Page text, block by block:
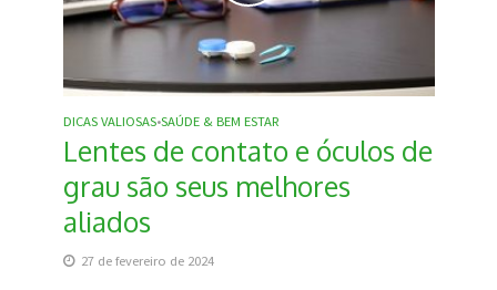
DICAS VALIOSAS•SAÚDE & BEM ESTAR
Lentes de contato e óculos de
grau são seus melhores
aliados
27 de fevereiro de 2024